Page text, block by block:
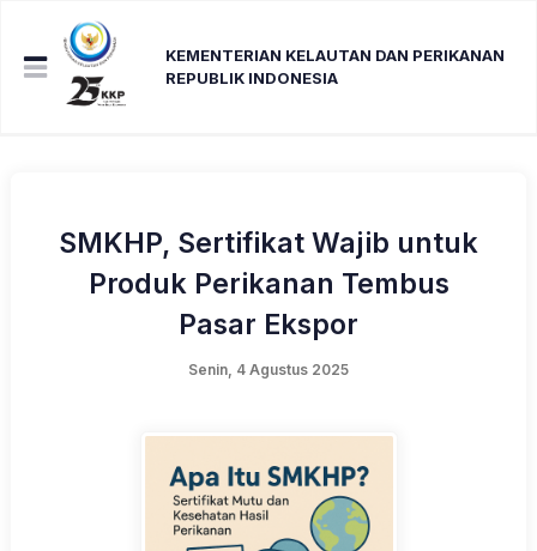
KEMENTERIAN KELAUTAN DAN PERIKANAN
REPUBLIK INDONESIA
SMKHP, Sertifikat Wajib untuk
Produk Perikanan Tembus
Pasar Ekspor
Senin, 4 Agustus 2025